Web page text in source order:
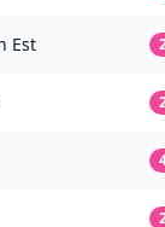
Est